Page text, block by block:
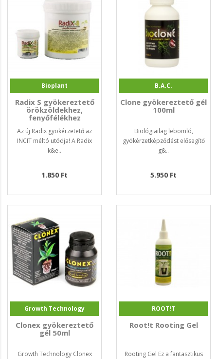
Bioplant
Radix S gyökereztető
örökzöldekhez,
fenyőfélékhez
Az új Radix gyökérzetető az
INCIT méltó utódja! A Radix
k&e..
1.850 Ft
B.A.C.
Clone gyökereztető gél
100ml
Biológiailag lebomló,
gyökérzetképződést elősegítő
g&..
5.950 Ft
Growth Technology
Clonex gyökereztető
gél 50ml
Growth Technology Clonex
ROOT!T
Root!t Rooting Gel
Rooting Gel Ez a fantasztikus